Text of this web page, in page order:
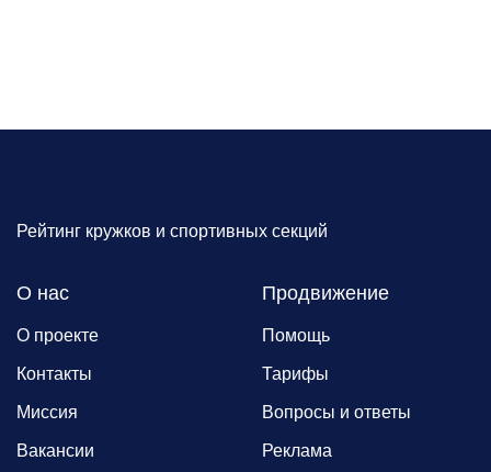
Рейтинг кружков и спортивных секций
О нас
О проекте
Контакты
Миссия
Вакансии
Продвижение
Помощь
Тарифы
Вопросы и ответы
Реклама